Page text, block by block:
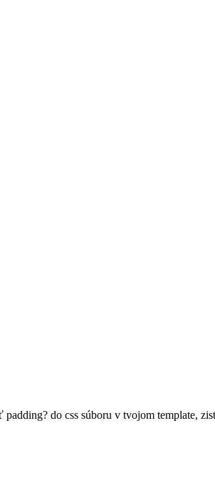
do css súboru v tvojom template,